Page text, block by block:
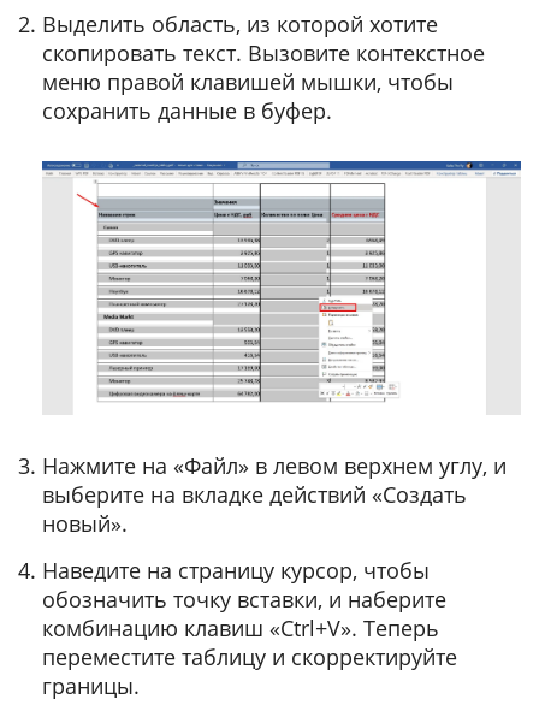
Выделить область, из которой хотите
скопировать текст. Вызовите контекстное
меню правой клавишей мышки, чтобы
сохранить данные в буфер.
Нажмите на «Файл» в левом верхнем углу, и
выберите на вкладке действий «Создать
новый».
Наведите на страницу курсор, чтобы
обозначить точку вставки, и наберите
комбинацию клавиш «Ctrl+V». Теперь
переместите таблицу и скорректируйте
границы.